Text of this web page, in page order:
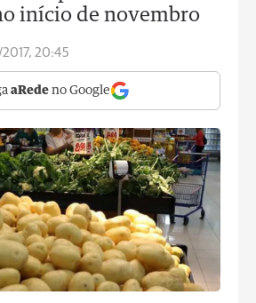
início de novembro
20:45
aRede no Google